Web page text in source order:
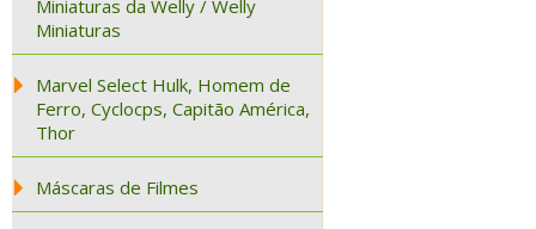
Miniaturas da Welly / Welly
Miniaturas
Marvel Select Hulk, Homem de
Ferro, Cyclocps, Capitão América,
Thor
Máscaras de Filmes